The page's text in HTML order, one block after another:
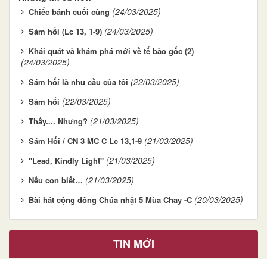
Chiếc bánh cuối cùng (24/03/2025)
Sám hối (Lc 13, 1-9) (24/03/2025)
Khái quát và khám phá mới về tế bào gốc (2)
(24/03/2025)
Sám hốí là nhu cầu của tôi (22/03/2025)
Sám hối (22/03/2025)
Thấy.... Nhưng? (21/03/2025)
Sám Hối / CN 3 MC C Lc 13,1-9 (21/03/2025)
"Lead, Kindly Light" (21/03/2025)
Nếu con biết… (21/03/2025)
Bài hát cộng đồng Chúa nhật 5 Mùa Chay -C (20/03/2025)
TIN MỚI